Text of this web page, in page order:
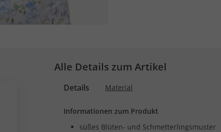
Alle Details zum Artikel
Details Material
Informationen zum Produkt
süßes Blüten- und Schmetterlingsmuster